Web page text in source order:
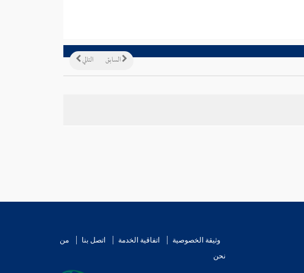
التالي السابق
وثيقة الخصوصية اتفاقية الخدمة اتصل بنا
من
نحن